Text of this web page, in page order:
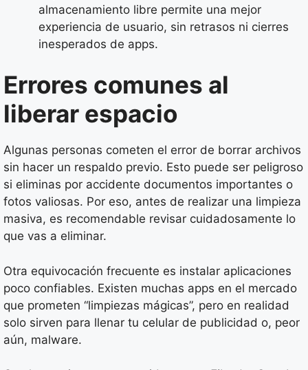
almacenamiento libre permite una mejor
experiencia de usuario, sin retrasos ni cierres
inesperados de apps.
Errores comunes al
liberar espacio
Algunas personas cometen el error de borrar archivos
sin hacer un respaldo previo. Esto puede ser peligroso
si eliminas por accidente documentos importantes o
fotos valiosas. Por eso, antes de realizar una limpieza
masiva, es recomendable revisar cuidadosamente lo
que vas a eliminar.
Otra equivocación frecuente es instalar aplicaciones
poco confiables. Existen muchas apps en el mercado
que prometen “limpiezas mágicas”, pero en realidad
solo sirven para llenar tu celular de publicidad o, peor
aún, malware.